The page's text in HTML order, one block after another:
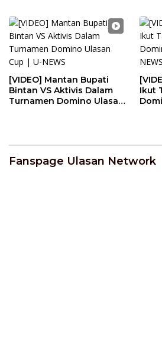
[VIDEO] Mantan Bupati
Bintan VS Aktivis Dalam
Turnamen Domino Ulasan
Ikut
Fanspage Ulasan Network